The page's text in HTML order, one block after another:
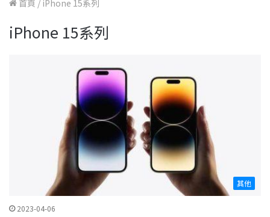
首頁 / iPhone 15系列
iPhone 15系列
其他
2023-04-06